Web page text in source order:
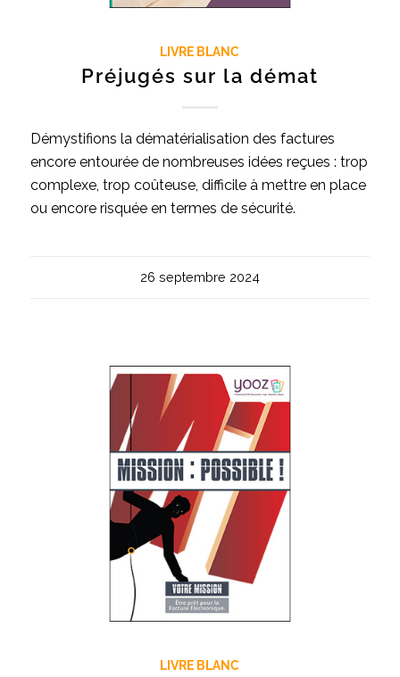
LIVRE BLANC
Préjugés sur la démat
Démystifions la dématérialisation des factures
encore entourée de nombreuses idées reçues : trop
complexe, trop coûteuse, difficile à mettre en place
ou encore risquée en termes de sécurité.
26 septembre 2024
LIVRE BLANC